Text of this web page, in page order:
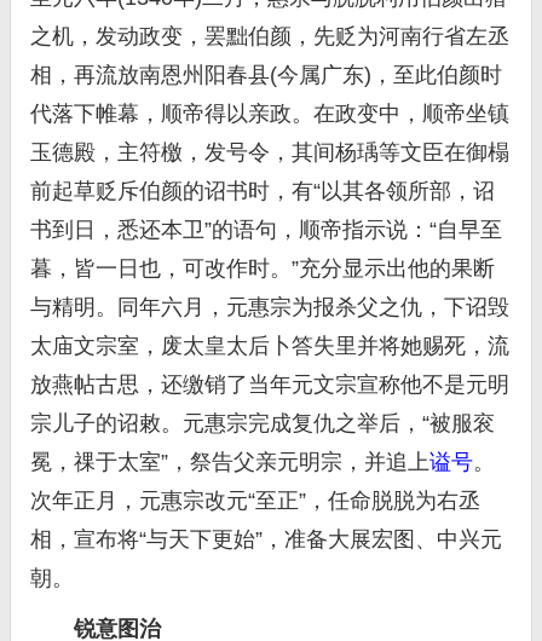
之机，发动政变，罢黜伯颜，先贬为河南行省左丞
相，再流放南恩州阳春县(今属广东)，至此伯颜时
代落下帷幕，顺帝得以亲政。在政变中，顺帝坐镇
玉德殿，主符檄，发号令，其间杨瑀等文臣在御榻
前起草贬斥伯颜的诏书时，有“以其各领所部，诏
书到日，悉还本卫”的语句，顺帝指示说：“自早至
暮，皆一日也，可改作时。”充分显示出他的果断
与精明。同年六月，元惠宗为报杀父之仇，下诏毁
太庙文宗室，废太皇太后卜答失里并将她赐死，流
放燕帖古思，还缴销了当年元文宗宣称他不是元明
宗儿子的诏敕。元惠宗完成复仇之举后，“被服衮
冕，祼于太室”，祭告父亲元明宗，并追上谥号。
次年正月，元惠宗改元“至正”，任命脱脱为右丞
相，宣布将“与天下更始”，准备大展宏图、中兴元
朝。
锐意图治